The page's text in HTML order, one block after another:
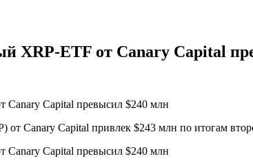
XRP-ETF от Canary Capital
Canary Capital привлек $243 млн по итогам